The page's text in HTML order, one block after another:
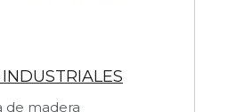
de maderaRueda Auxiliar